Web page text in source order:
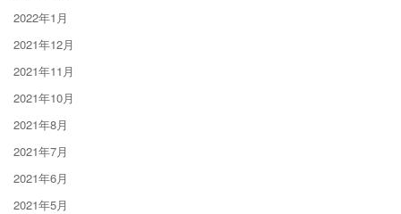
2022年1月
2021年12月
2021年11月
2021年10月
2021年8月
2021年7月
2021年6月
2021年5月